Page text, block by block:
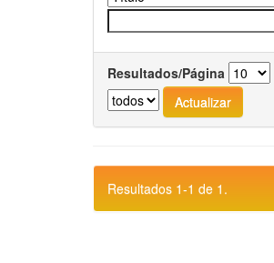
Resultados/Página
Resultados 1-1 de 1.